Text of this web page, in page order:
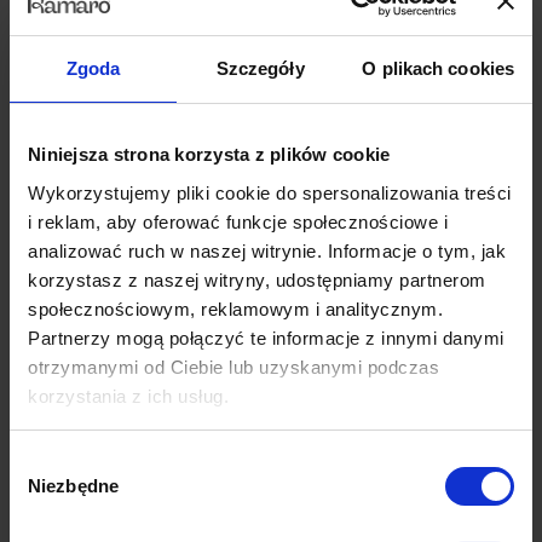
Zgoda Szczegóły O plikach cookies
Niniejsza strona korzysta z plików cookie
Wykorzystujemy pliki cookie do spersonalizowania treści
i reklam, aby oferować funkcje społecznościowe i
analizować ruch w naszej witrynie. Informacje o tym, jak
korzystasz z naszej witryny, udostępniamy partnerom
społecznościowym, reklamowym i analitycznym.
Partnerzy mogą połączyć te informacje z innymi danymi
otrzymanymi od Ciebie lub uzyskanymi podczas
korzystania z ich usług.
zgody
Niezbędne
Kolekcja dywanów Magic Home łączy w sobie designwpisujący się w
najnowsze trendy orazniezwykle wysoki komfort użytkowania.
Kolekcja zawiera
oryginalne i wyraziste wzory dywanów, które
idealnie pasują do nowoczesnych aranżacji. To świetna propozycja
funkcjonalność. Dywany Magic Home posiadają szereg
wyjątkowych cech takich jak wbudowany antypoślizgowy podkład
czy możliwość prania w pralce, dzięki którym użytkowanie dywanów
jest wygodne i praktyczne. Przyjemne w dotyku, dostępne w szerokiej
gamie rozmiarów i kolorów – wybierz model idealnie dopasowany do
Twojego wnętrza.
Co wyróżnia dywany z kolekcji Magic Home?
– technologia łatwego czyszczenia wodą
– antypoślizgowy podkład
– przyjazne zwierzętom (wyższa odporność na brud i zadrapania)
– wolne od alergenów (nie gromadzą szkodliwych roztoczy kurzu)